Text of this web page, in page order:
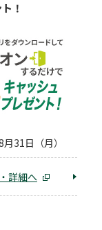
！
31日（月）
詳細へ